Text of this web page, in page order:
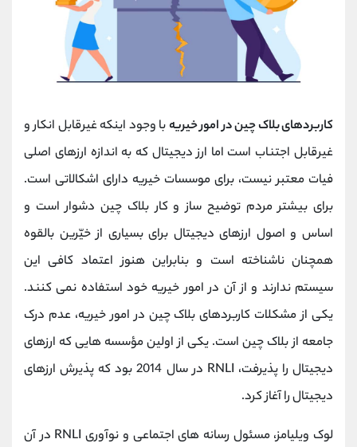
کاربردهای بلاک چین در امور خیریهبا وجود اینکه غیرقابل انکار و
غیرقابل اجتناب است اما ارز دیجیتال که به اندازه ارزهای اصلی
فیات معتبر نیست، برای موسسات خیریه دارای اشکالاتی است.
برای بیشتر مردم توضیح ساز و کار بلاک چین دشوار است و
اساس و اصول ارزهای دیجیتال برای بسیاری از خیّرین بالقوه
همچنان ناشناخته است و بنابراین هنوز اعتماد کافی این
سیستم ندارند و از آن در امور خیریه خود استفاده نمی کنند.
یکی از مشکلات کاربردهای بلاک چین در امور خیریه، عدم درک
جامعه از بلاک چین است. یکی از اولین مؤسسه‌ هایی که ارزهای
دیجیتال را پذیرفت، RNLI در سال 2014 بود که پذیرش ارزهای
دیجیتال را آغاز کرد.
لوک ویلیامز، مسئول رسانه های اجتماعی و نوآوری RNLI در آن